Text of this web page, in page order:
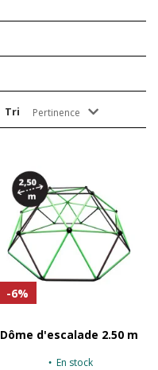
Tri Pertinence
-6%
Dôme d'escalade 2.50 m
En stock